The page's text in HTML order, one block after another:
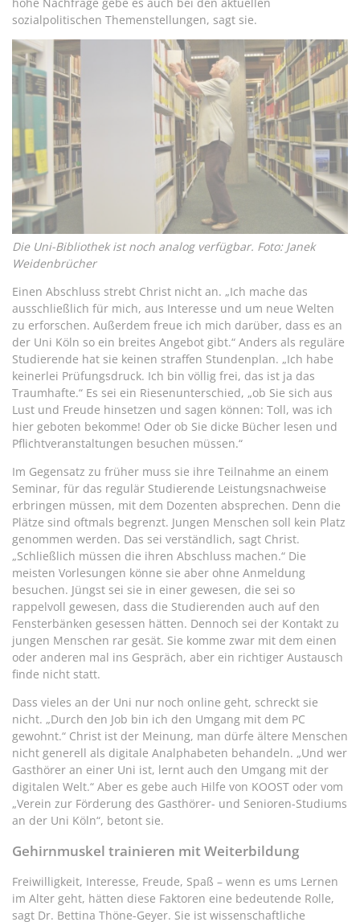
sozialpolitischen Themenstellungen, sagt sie.
Die Uni-Bibliothek ist noch analog verfügbar. Foto: Janek
Weidenbrücher
Einen Abschluss strebt Christ nicht an. „Ich mache das
ausschließlich für mich, aus Interesse und um neue Welten
zu erforschen. Außerdem freue ich mich darüber, dass es an
der Uni Köln so ein breites Angebot gibt.“ Anders als reguläre
Studierende hat sie keinen straffen Stundenplan. „Ich habe
keinerlei Prüfungsdruck. Ich bin völlig frei, das ist ja das
Traumhafte.“ Es sei ein Riesenunterschied, „ob Sie sich aus
Lust und Freude hinsetzen und sagen können: Toll, was ich
hier geboten bekomme! Oder ob Sie dicke Bücher lesen und
Pflichtveranstaltungen besuchen müssen.“
Im Gegensatz zu früher muss sie ihre Teilnahme an einem
Seminar, für das regulär Studierende Leistungsnachweise
erbringen müssen, mit dem Dozenten absprechen. Denn die
Plätze sind oftmals begrenzt. Jungen Menschen soll kein Platz
genommen werden. Das sei verständlich, sagt Christ.
„Schließlich müssen die ihren Abschluss machen.“ Die
meisten Vorlesungen könne sie aber ohne Anmeldung
besuchen. Jüngst sei sie in einer gewesen, die sei so
rappelvoll gewesen, dass die Studierenden auch auf den
Fensterbänken gesessen hätten. Dennoch sei der Kontakt zu
jungen Menschen rar gesät. Sie komme zwar mit dem einen
oder anderen mal ins Gespräch, aber ein richtiger Austausch
finde nicht statt.
Dass vieles an der Uni nur noch online geht, schreckt sie
nicht. „Durch den Job bin ich den Umgang mit dem PC
gewohnt.“ Christ ist der Meinung, man dürfe ältere Menschen
nicht generell als digitale Analphabeten behandeln. „Und wer
Gasthörer an einer Uni ist, lernt auch den Umgang mit der
digitalen Welt.“ Aber es gebe auch Hilfe von KOOST oder vom
„Verein zur Förderung des Gasthörer- und Senioren-Studiums
an der Uni Köln“, betont sie.
Gehirnmuskel trainieren mit Weiterbildung
Freiwilligkeit, Interesse, Freude, Spaß – wenn es ums Lernen
im Alter geht, hätten diese Faktoren eine bedeutende Rolle,
sagt Dr. Bettina Thöne-Geyer. Sie ist wissenschaftliche